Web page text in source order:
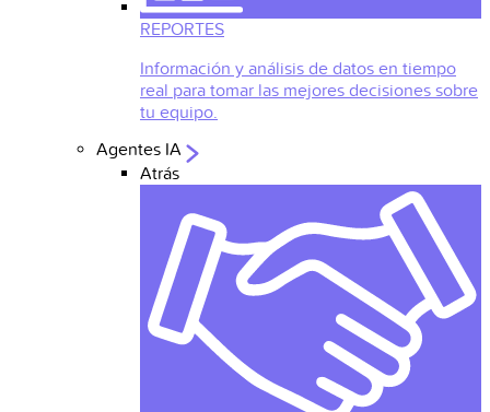
REPORTES
Información y análisis de datos en tiempo
real para tomar las mejores decisiones sobre
tu equipo.
Agentes IA
Atrás